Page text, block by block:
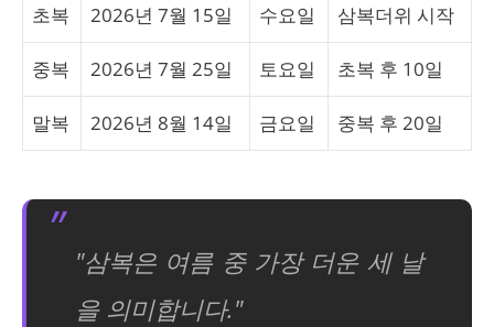
초복 2026년 7월 15일 수요일 삼복더위 시작
중복 2026년 7월 25일 토요일 초복 후 10일
말복 2026년 8월 14일 금요일 중복 후 20일
"삼복은 여름 중 가장 더운 세 날
을 의미합니다."